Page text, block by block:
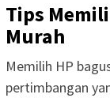
Tips
Murah
Memilih HP
pertimbangan